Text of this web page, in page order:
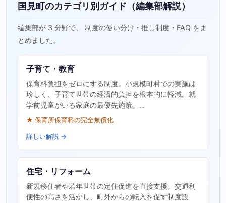
国見町のカテゴリ別ガイド（編集部解説）
編集部が 3 分野で、 制度の使い分け・推し制度・FAQ をま
とめました。
子育て・教育
保育料負担をゼロにする制度。小規模町村での実施は
珍しく、子育て世帯の経済的負担を根本的に軽減。就
学前児童がいる家庭の最優先施策。…
★ 保育所保育料の完全無償化
詳しい解説 →
住宅・リフォーム
新規移住者や若年世帯の定住促進を直接支援。交通利
便性の高さを活かし、町外からの転入を促す制度設